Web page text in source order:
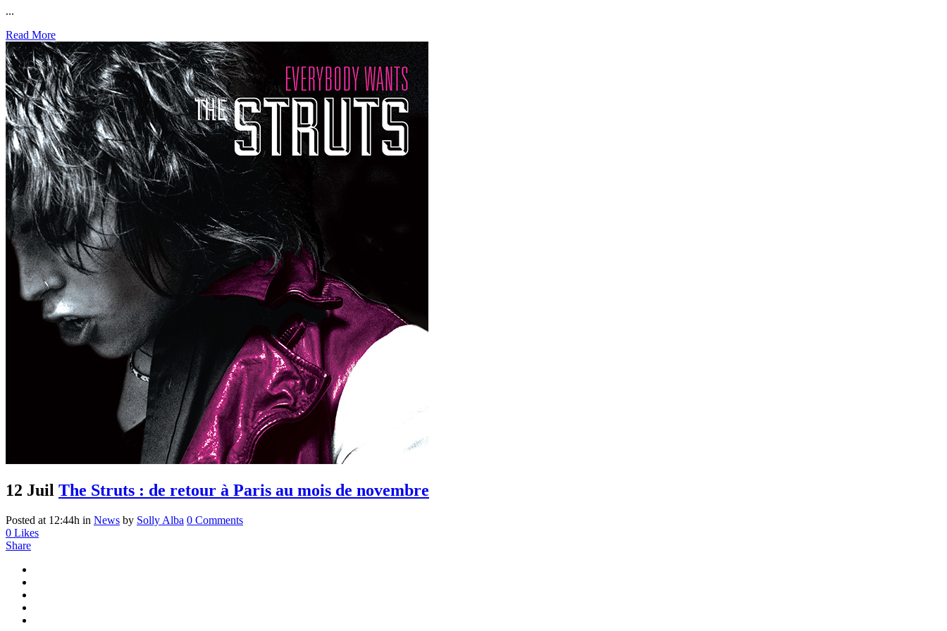
...
Read More
12 Juil The Struts : de retour à Paris au mois de novembre
Posted at 12:44h in News by Solly Alba 0 Comments
0 Likes
Share